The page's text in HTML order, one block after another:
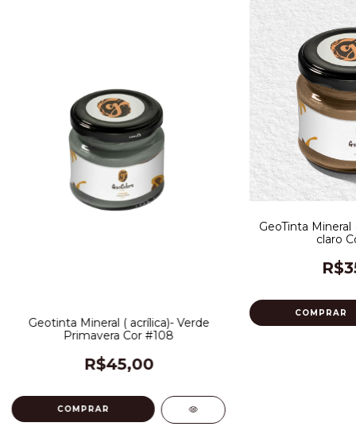
Geotinta Mineral ( acrílica)- Verde
Primavera Cor #108
R$45,00
GeoTinta
claro